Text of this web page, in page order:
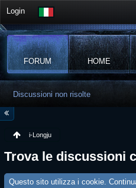
Login
FORUM HOME
Discussioni non risolte
i-Longju
Trova le discussioni
Questo sito utilizza i cookie.